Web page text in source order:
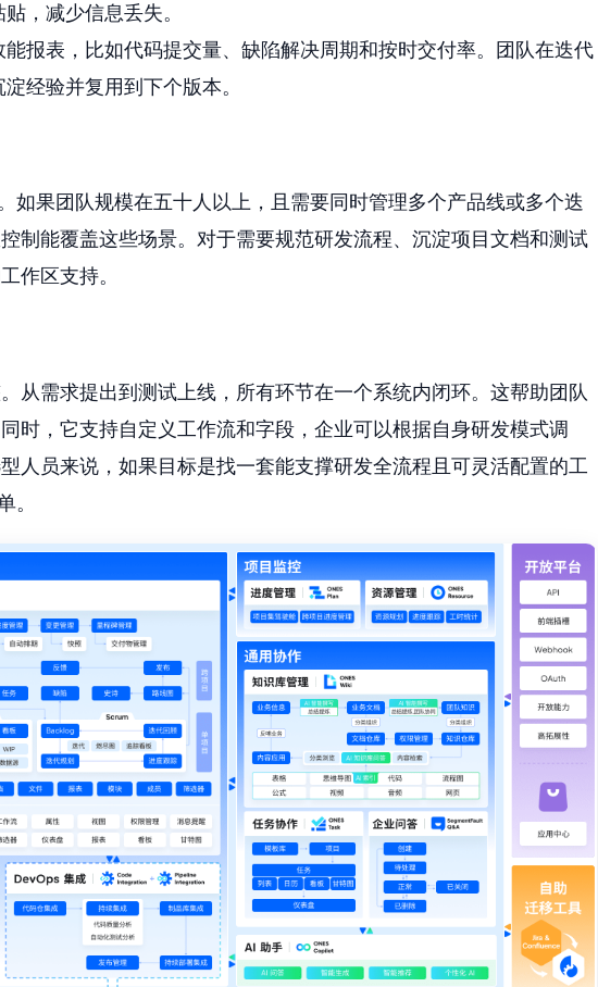
，减少信息丢失。
报表，比如代码提交量、缺陷解决周期和按时交付率。团队在迭代
经验并复用到下个版本。
如果团队规模在五十人以上，且需要同时管理多个产品线或多个迭
制能覆盖这些场景。对于需要规范研发流程、沉淀项目文档和测试
作区支持。
从需求提出到测试上线，所有环节在一个系统内闭环。这帮助团队
时，它支持自定义工作流和字段，企业可以根据自身研发模式调
人员来说，如果目标是找一套能支撑研发全流程且可灵活配置的工
。